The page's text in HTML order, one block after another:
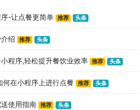
-让点餐更简单 推荐 头条
绍 推荐 头条
程序,轻松提升餐饮业效率 推荐 头条
在小程序上进行点餐 推荐 头条
使用指南 推荐 头条